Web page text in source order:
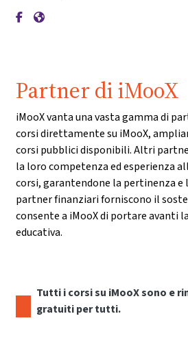
{mlang de}Demokratiezentrum
{mlang
Partner di iMooX
iMooX vanta una vasta gamma di
corsi direttamente su iMooX,
corsi pubblici disponibili. Altri
la loro competenza ed esperienza
corsi, garantendone la pertinenza
partner finanziari forniscono il
consente a iMooX di portare avanti
educativa.
Tutti i corsi su iMooX sono e
gratuiti per tutti.